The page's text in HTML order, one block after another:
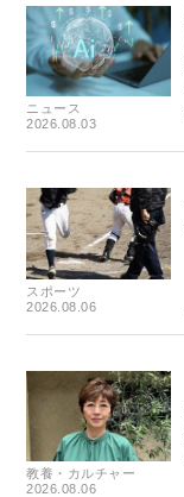
ニュース
2026.08.03
スポーツ
2026.08.06
教養・カルチャー
2026.08.06